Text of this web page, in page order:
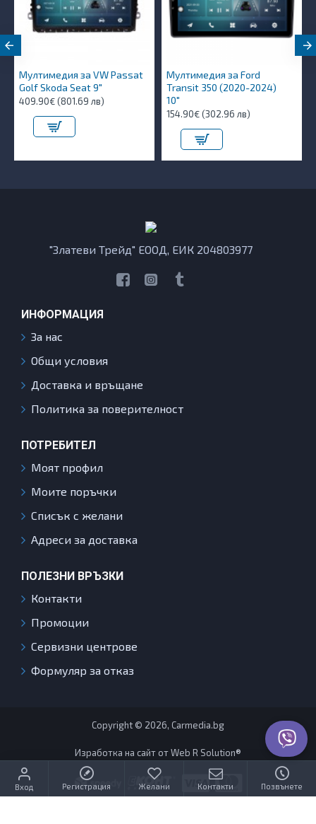
Мултимедия за VW Passat
Golf Skoda Seat 9"
409.90€ (801.69 лв)
Мултимедия за Ford
Transit 350 (2020-2024)
10″
154.90€ (302.96 лв)
"Златеви Трейд" ЕООД, ЕИК 204803977
ИНФОРМАЦИЯ
За нас
Общи условия
Доставка и връщане
Политика за поверителност
ПОТРЕБИТЕЛ
Моят профил
Моите поръчки
Списък с желани
Адреси за доставка
ПОЛЕЗНИ ВРЪЗКИ
Контакти
Промоции
Сервизни центрове
Формуляр за отказ
Copyright © 2026, Carmedia.bg
Изработка на сайт от Web R Solution®
Вход Регистрация Желани Контакти Позвънете